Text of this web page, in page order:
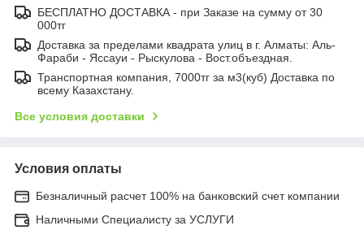
БЕСПЛАТНО ДОСТАВКА - при Заказе на сумму от 30
000тг
Доставка за пределами квадрата улиц в г. Алматы: Аль-
Фараби - Яссауи - Рыскулова - Вост.объездная.
Транспортная компания, 7000тг за м3(куб) Доставка по
всему Казахстану.
Все условия доставки
Условия оплаты
Безналичный расчет 100% на банковский счет компании
Наличными Специалисту за УСЛУГИ